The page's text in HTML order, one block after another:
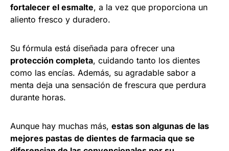
fortalecer el esmalte, a la vez que proporciona un
aliento fresco y duradero.
Su fórmula está diseñada para ofrecer una
protección completa, cuidando tanto los dientes
como las encías. Además, su agradable sabor a
menta deja una sensación de frescura que perdura
durante horas.
Aunque hay muchas más, estas son algunas de las
mejores pastas de dientes de farmacia que se